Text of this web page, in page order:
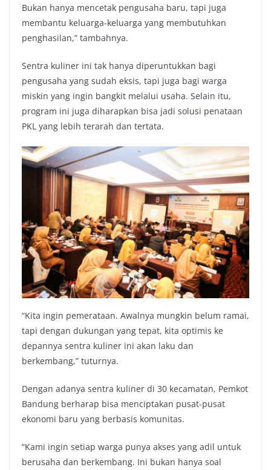
Bukan hanya mencetak pengusaha baru, tapi juga
membantu keluarga-keluarga yang membutuhkan
penghasilan,” tambahnya.
Sentra kuliner ini tak hanya diperuntukkan bagi
pengusaha yang sudah eksis, tapi juga bagi warga
miskin yang ingin bangkit melalui usaha. Selain itu,
program ini juga diharapkan bisa jadi solusi penataan
PKL yang lebih terarah dan tertata.
“Kita ingin pemerataan. Awalnya mungkin belum ramai,
tapi dengan dukungan yang tepat, kita optimis ke
depannya sentra kuliner ini akan laku dan
berkembang,” tuturnya.
Dengan adanya sentra kuliner di 30 kecamatan, Pemkot
Bandung berharap bisa menciptakan pusat-pusat
ekonomi baru yang berbasis komunitas.
“Kami ingin setiap warga punya akses yang adil untuk
berusaha dan berkembang. Ini bukan hanya soal